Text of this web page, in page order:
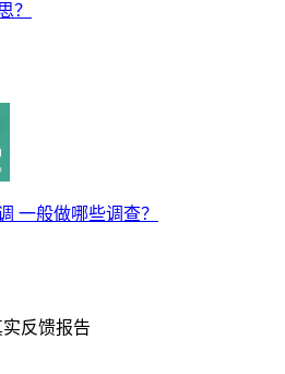
？
一般做哪些调查？
反馈报告